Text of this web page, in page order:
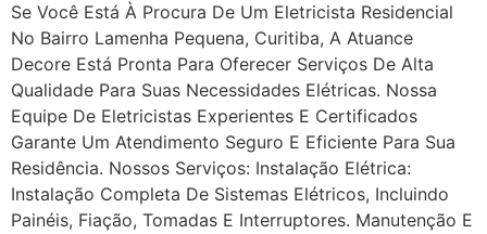
Se Você Está À Procura De Um Eletricista Residencial
No Bairro Lamenha Pequena, Curitiba, A Atuance
Decore Está Pronta Para Oferecer Serviços De Alta
Qualidade Para Suas Necessidades Elétricas. Nossa
Equipe De Eletricistas Experientes E Certificados
Garante Um Atendimento Seguro E Eficiente Para Sua
Residência. Nossos Serviços: Instalação Elétrica:
Instalação Completa De Sistemas Elétricos, Incluindo
Painéis, Fiação, Tomadas E Interruptores. Manutenção E